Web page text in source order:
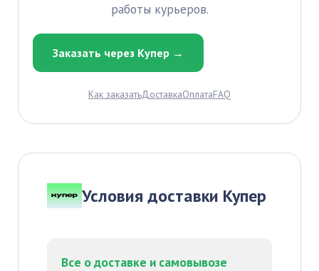
работы курьеров.
Заказать через Купер →
Как заказатьДоставкаОплатаFAQ
Условия доставки Купер
Все о доставке и самовывозе